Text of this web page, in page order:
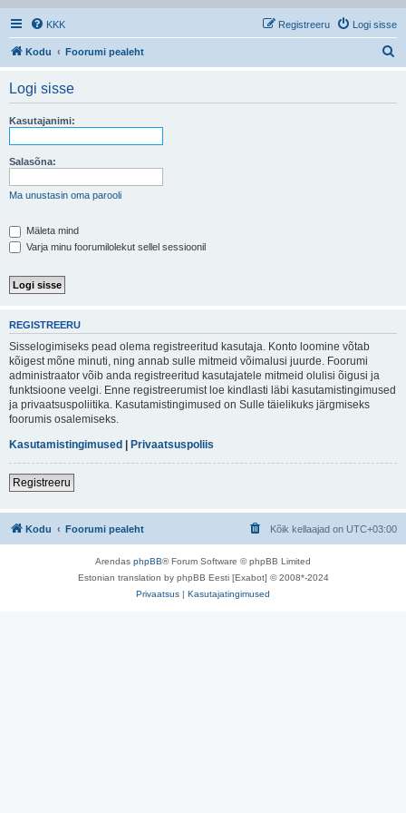
KKK Logi sisse
Registreeru
Kodu Foorumi pealeht
Logi sisse
Kasutajanimi:
Salasõna:
Ma unustasin oma parooli
Mäleta mind
Varja minu foorumilolekut sellel sessioonil
REGISTREERU
Sisselogimiseks pead olema registreeritud kasutaja. Konto loomine võtab
kõigest mõne minuti, ning annab sulle mitmeid võimalusi juurde. Foorumi
administraator võib anda registreeritud kasutajatele mitmeid olulisi õigusi ja
funktsioone veelgi. Enne registreerumist loe kindlasti läbi kasutamistingimused
ja privaatsuspoliitika. Kasutamistingimused on Sulle täielikuks järgmiseks
foorumis osalemiseks.
Kasutamistingimused | Privaatsuspoliis
Registreeru
Kodu Foorumi pealeht Kõik kellaajad on UTC+03:00
Arendas phpBB® Forum Software © phpBB Limited
Estonian translation by phpBB Eesti [Exabot] © 2008*-2024
Privaatsus | Kasutajatingimused